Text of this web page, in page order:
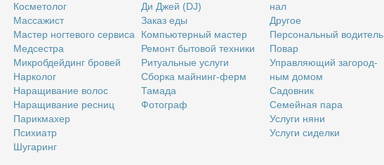
Кос­ме­то­лог
Мас­са­жист
Ма­стер ног­те­во­го сер­ви­са
Мед­сест­ра
Мик­роб­дей­динг бро­вей
Нар­ко­лог
На­ра­щи­ва­ние во­лос
На­ра­щи­ва­ние рес­ниц
Па­рик­махер
Пси­хи­атр
Шу­га­ринг
Ди Джей (DJ)
За­каз еды
Ком­пью­тер­ный ма­стер
Ре­монт бы­то­вой тех­ни­ки
Ри­ту­аль­ные услу­ги
Сбор­ка май­нинг-ферм
Та­ма­да
Фо­то­граф
нал
Дру­гое
Пер­со­наль­ный во­ди­тель
По­вар
Управ­ля­ю­щий за­го­род­
ным до­мом
Са­дов­ник
Се­мей­ная па­ра
Услу­ги ня­ни
Услу­ги си­дел­ки